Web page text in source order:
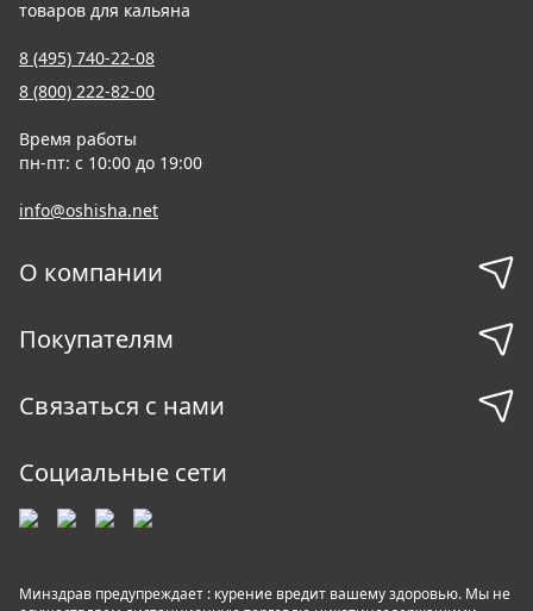
товаров для кальяна
8 (495) 740-22-08
8 (800) 222-82-00
Время работы
пн-пт: с 10:00 до 19:00
info@oshisha.net
О компании
Покупателям
Связаться с нами
Социальные сети
Минздрав предупреждает : курение вредит вашему здоровью. Мы не